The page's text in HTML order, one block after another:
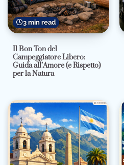
3 min read
Il Bon Ton del
Campeggiatore Libero:
Guida all’Amore (e Rispetto)
per la Natura